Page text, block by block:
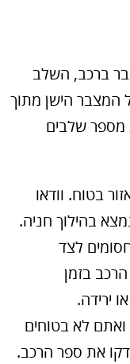
ברכב, השלב
המצבר הישן מתוך
מספר שלבים
בטוח. וודאו
בהילוך חניה.
לצד
בזמן
ירידה.
לא בטוחים
את ספר הרכב.